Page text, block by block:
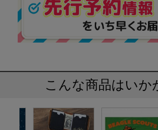
こんな商品はいか